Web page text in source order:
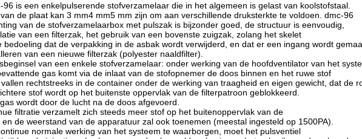
96 is een enkelpulserende stofverzamelaar die in het algemeen is gelast van koolstofstaal.
de plaat kan 3 mm4 mm5 mm zijn om aan verschillende druksterkte te voldoen. dmc-96
van de stofverzamelaarbox met pulszak is bijzonder goed, de structuur is eenvoudig,
van een filterzak, het gebruik van een bovenste zuigzak, zolang het skelet
bedoeling dat de verpakking in de asbak wordt verwijderd, en dat er een ingang wordt
van een nieuwe filterzak (polyester naaldfilter).
van een enkele stofverzamelaar: onder werking van de hoofdventilator van het
gas komt via de inlaat van de stofopnemer de doos binnen en het ruwe stof
rechtstreeks in de container onder de werking van traagheid en eigen gewicht, dat de
stof wordt op het buitenste oppervlak van de filterpatroon geblokkeerd.
wordt door de lucht na de doos afgevoerd.
filtratie verzamelt zich steeds meer stof op het buitenoppervlak van de
en de weerstand van de apparatuur zal ook toenemen (meestal ingesteld op 1500PA).
normale werking van het systeem te waarborgen, moet het pulsventiel